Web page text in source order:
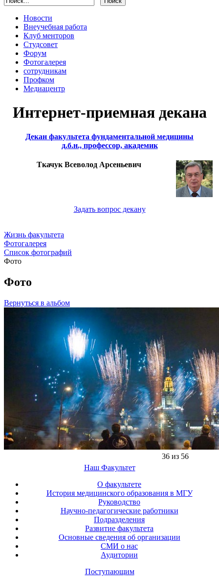
Новости
Внеучебная работа
Клуб менторов
Студсовет
Форум
Фотогалерея
сотрудникам
Профком
Медиацентр
Интернет-приемная декана
Декан факультета фундаментальной медицины
д.б.н., профессор, академик
Ткачук Всеволод Арсеньевич
Задать вопрос декану
Жизнь факультета
Фотогалерея
Список фотографий
Фото
Фото
Вернуться в альбом
36 из 56
Наш Факультет
О факультете
История медицинского образования в МГУ
Руководство
Научно-педагогические работники
Подразделения
Развитие факультета
Основные сведения об организации
СМИ о нас
Аудитории
Поступающим